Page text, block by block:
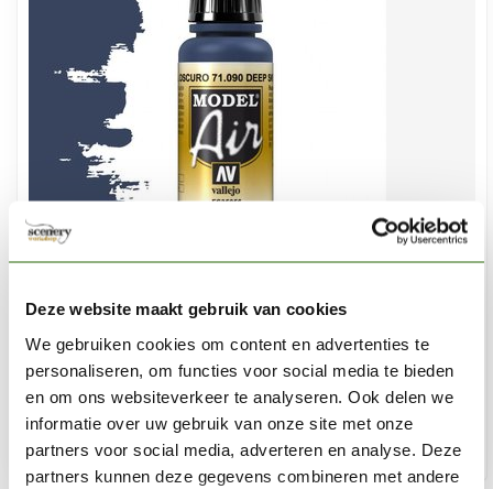
Deze website maakt gebruik van cookies
We gebruiken cookies om content en advertenties te
personaliseren, om functies voor social media te bieden
en om ons websiteverkeer te analyseren. Ook delen we
informatie over uw gebruik van onze site met onze
partners voor social media, adverteren en analyse. Deze
partners kunnen deze gegevens combineren met andere
Model Air Deep Sky - 17ml - 71090
€3,20
Op voorraad